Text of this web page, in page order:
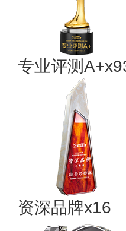
专业评测
资深品牌x16